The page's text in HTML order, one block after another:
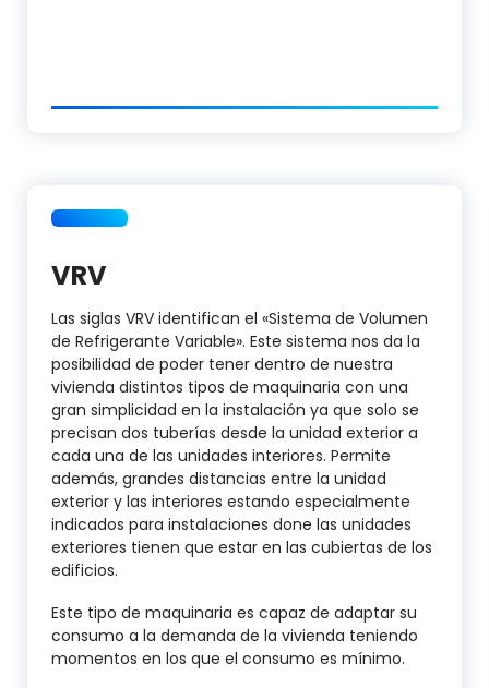
VRV
Las siglas VRV identifican el «Sistema de Volumen
de Refrigerante Variable». Este sistema nos da la
posibilidad de poder tener dentro de nuestra
vivienda distintos tipos de maquinaria con una
gran simplicidad en la instalación ya que solo se
precisan dos tuberías desde la unidad exterior a
cada una de las unidades interiores. Permite
además, grandes distancias entre la unidad
exterior y las interiores estando especialmente
indicados para instalaciones done las unidades
exteriores tienen que estar en las cubiertas de los
edificios.
Este tipo de maquinaria es capaz de adaptar su
consumo a la demanda de la vivienda teniendo
momentos en los que el consumo es mínimo.